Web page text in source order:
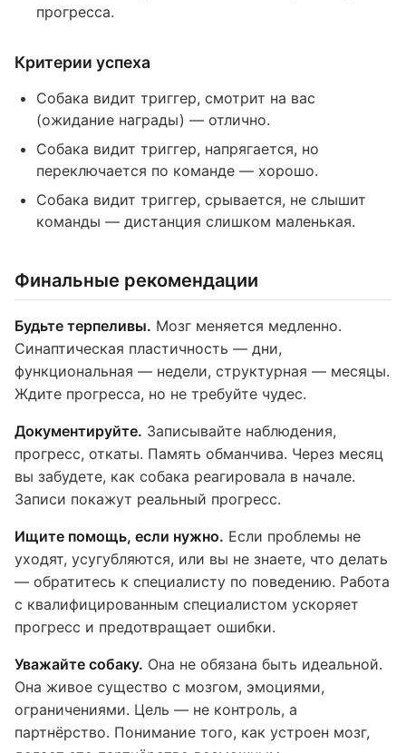
прогресса.
Критерии успеха
Собака видит триггер, смотрит на вас
(ожидание награды) — отлично.
Собака видит триггер, напрягается, но
переключается по команде — хорошо.
Собака видит триггер, срывается, не слышит
команды — дистанция слишком маленькая.
Финальные рекомендации
Будьте терпеливы. Мозг меняется медленно.
Синаптическая пластичность — дни,
функциональная — недели, структурная — месяцы.
Ждите прогресса, но не требуйте чудес.
Документируйте. Записывайте наблюдения,
прогресс, откаты. Память обманчива. Через месяц
вы забудете, как собака реагировала в начале.
Записи покажут реальный прогресс.
Ищите помощь, если нужно. Если проблемы не
уходят, усугубляются, или вы не знаете, что делать
— обратитесь к специалисту по поведению. Работа
с квалифицированным специалистом ускоряет
прогресс и предотвращает ошибки.
Уважайте собаку. Она не обязана быть идеальной.
Она живое существо с мозгом, эмоциями,
ограничениями. Цель — не контроль, а
партнёрство. Понимание того, как устроен мозг,